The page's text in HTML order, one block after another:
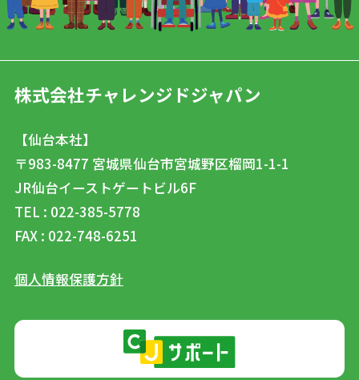
株式会社チャレンジドジャパン
【仙台本社】
〒983-8477 宮城県仙台市宮城野区榴岡1-1-1
JR仙台イーストゲートビル6F
TEL : 022-385-5778
FAX : 022-748-6251
個人情報保護方針